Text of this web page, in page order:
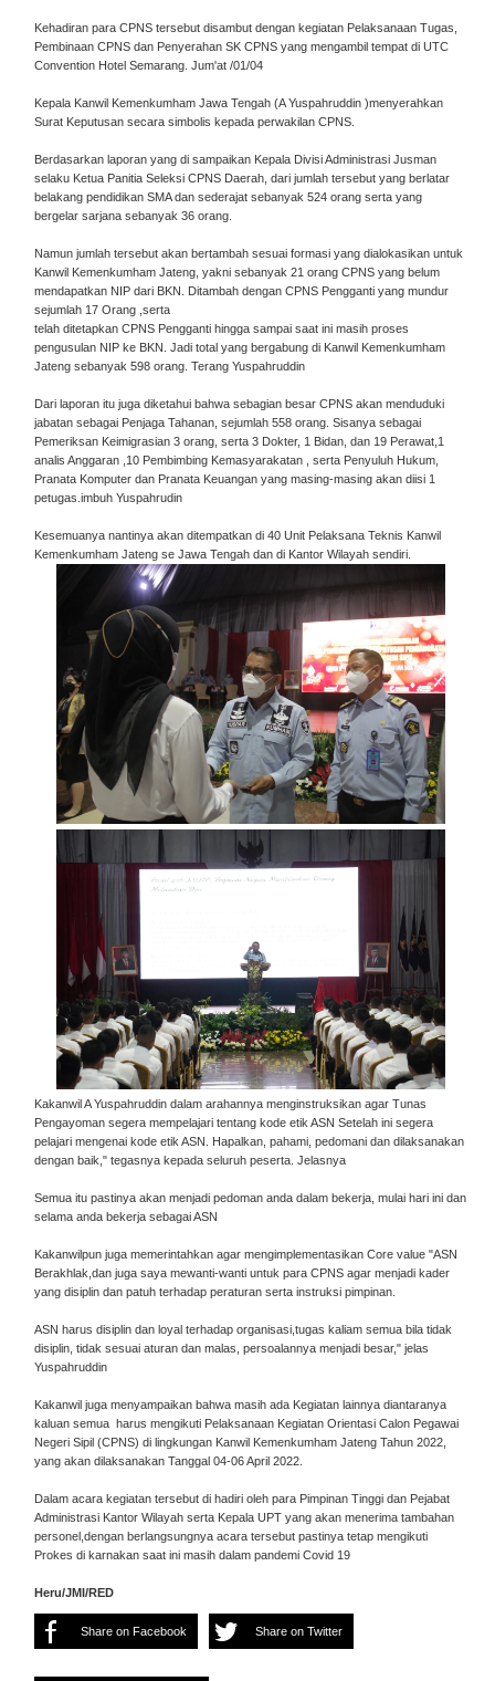
Kehadiran para CPNS tersebut disambut dengan kegiatan Pelaksanaan Tugas,
Pembinaan CPNS dan Penyerahan SK CPNS yang mengambil tempat di UTC
Convention Hotel Semarang. Jum'at /01/04
Kepala Kanwil Kemenkumham Jawa Tengah (A Yuspahruddin )menyerahkan
Surat Keputusan secara simbolis kepada perwakilan CPNS.
Berdasarkan laporan yang di sampaikan Kepala Divisi Administrasi Jusman
selaku Ketua Panitia Seleksi CPNS Daerah, dari jumlah tersebut yang berlatar
belakang pendidikan SMA dan sederajat sebanyak 524 orang serta yang
bergelar sarjana sebanyak 36 orang.
Namun jumlah tersebut akan bertambah sesuai formasi yang dialokasikan untuk
Kanwil Kemenkumham Jateng, yakni sebanyak 21 orang CPNS yang belum
mendapatkan NIP dari BKN. Ditambah dengan CPNS Pengganti yang mundur
sejumlah 17 Orang ,serta
telah ditetapkan CPNS Pengganti hingga sampai saat ini masih proses
pengusulan NIP ke BKN. Jadi total yang bergabung di Kanwil Kemenkumham
Jateng sebanyak 598 orang. Terang Yuspahruddin
Dari laporan itu juga diketahui bahwa sebagian besar CPNS akan menduduki
jabatan sebagai Penjaga Tahanan, sejumlah 558 orang. Sisanya sebagai
Pemeriksan Keimigrasian 3 orang, serta 3 Dokter, 1 Bidan, dan 19 Perawat,1
analis Anggaran ,10 Pembimbing Kemasyarakatan , serta Penyuluh Hukum,
Pranata Komputer dan Pranata Keuangan yang masing-masing akan diisi 1
petugas.imbuh Yuspahrudin
Kesemuanya nantinya akan ditempatkan di 40 Unit Pelaksana Teknis Kanwil
Kemenkumham Jateng se Jawa Tengah dan di Kantor Wilayah sendiri.
Kakanwil A Yuspahruddin dalam arahannya menginstruksikan agar Tunas
Pengayoman segera mempelajari tentang kode etik ASN Setelah ini segera
pelajari mengenai kode etik ASN. Hapalkan, pahami, pedomani dan dilaksanakan
dengan baik," tegasnya kepada seluruh peserta. Jelasnya
Semua itu pastinya akan menjadi pedoman anda dalam bekerja, mulai hari ini dan
selama anda bekerja sebagai ASN
Kakanwilpun juga memerintahkan agar mengimplementasikan Core value "ASN
Berakhlak,dan juga saya mewanti-wanti untuk para CPNS agar menjadi kader
yang disiplin dan patuh terhadap peraturan serta instruksi pimpinan.
ASN harus disiplin dan loyal terhadap organisasi,tugas kaliam semua bila tidak
disiplin, tidak sesuai aturan dan malas, persoalannya menjadi besar," jelas
Yuspahruddin
Kakanwil juga menyampaikan bahwa masih ada Kegiatan lainnya diantaranya
kaluan semua harus mengikuti Pelaksanaan Kegiatan Orientasi Calon Pegawai
Negeri Sipil (CPNS) di lingkungan Kanwil Kemenkumham Jateng Tahun 2022,
yang akan dilaksanakan Tanggal 04-06 April 2022.
Dalam acara kegiatan tersebut di hadiri oleh para Pimpinan Tinggi dan Pejabat
Administrasi Kantor Wilayah serta Kepala UPT yang akan menerima tambahan
personel,dengan berlangsungnya acara tersebut pastinya tetap mengikuti
Prokes di karnakan saat ini masih dalam pandemi Covid 19
Heru/JMI/RED
Share on Facebook Share on Twitter